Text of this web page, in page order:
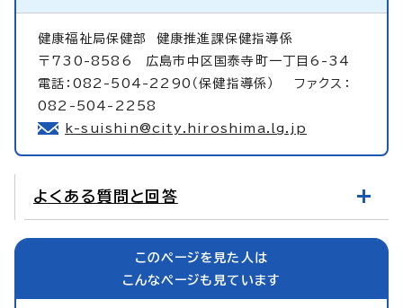
健康福祉局保健部 健康推進課保健指導係
〒730-8586 広島市中区国泰寺町一丁目6-34
電話：082-504-2290（保健指導係） ファクス：
082-504-2258
k-suishin@city.hiroshima.lg.jp
よくある質問と回答
このページを見た人は
こんなページも見ています